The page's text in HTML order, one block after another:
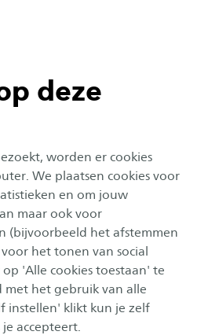
deze
worden er cookies
We plaatsen cookies voor
en om jouw
maar ook voor
(bijvoorbeeld het afstemmen
het tonen van social
'Alle cookies toestaan' te
met het gebruik van alle
instellen' klikt kun je zelf
accepteert.
Wordt de
Enschede Theaterzaal H0.10, M.H.